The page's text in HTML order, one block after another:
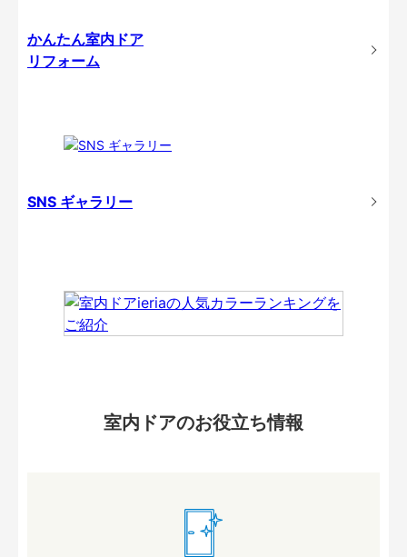
かんたん室内ドア
リフォーム
SNS ギャラリー
室内ドアのお役立ち情報